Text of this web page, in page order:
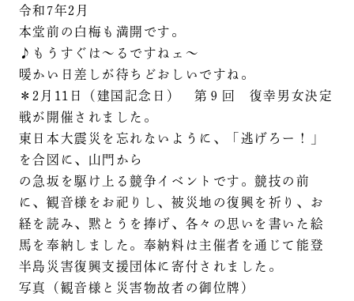
令和7年2月
本堂前の白梅も満開です。
♪もうすぐは～るですねェ～
暖かい日差しが待ちどおしいですね。
＊2月11日（建国記念日） 第９回 復幸男女決定
戦が開催されました。
東日本大震災を忘れないように、「逃げろー！」
を合図に、山門から
の急坂を駆け上る競争イベントです。競技の前
に、観音様をお祀りし、被災地の復興を祈り、お
経を読み、黙とうを捧げ、各々の思いを書いた絵
馬を奉納しました。奉納料は主催者を通じて能登
半島災害復興支援団体に寄付されました。
写真（観音様と災害物故者の御位牌）